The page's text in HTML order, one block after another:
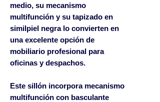
medio, su mecanismo
multifunción y su tapizado en
similpiel negra lo convierten en
una excelente opción de
mobiliario profesional para
oficinas y despachos.
Este sillón incorpora mecanismo
multifunción con basculante